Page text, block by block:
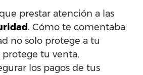
prestar atención a las
. Cómo te comentaba
no solo protege a tu
tu venta,
los pagos de tus